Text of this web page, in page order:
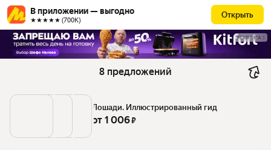
В приложении — выгодно
★★★★★ (700К)
Открыть
РЕКЛАМА
8 предложений
Лошади. Иллюстрированный гид
от 1 006 ₽